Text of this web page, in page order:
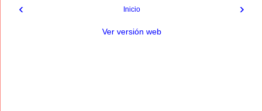
‹ ›
Inicio
Ver versión web